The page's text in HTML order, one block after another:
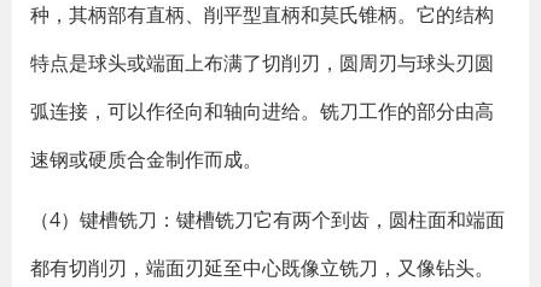
种，其柄部有直柄、削平型直柄和莫氏锥柄。它的结构
特点是球头或端面上布满了切削刃，圆周刃与球头刃圆
弧连接，可以作径向和轴向进给。铣刀工作的部分由高
速钢或硬质合金制作而成。
（4）键槽铣刀：键槽铣刀它有两个到齿，圆柱面和端面
都有切削刃，端面刃延至中心既像立铣刀，又像钻头。